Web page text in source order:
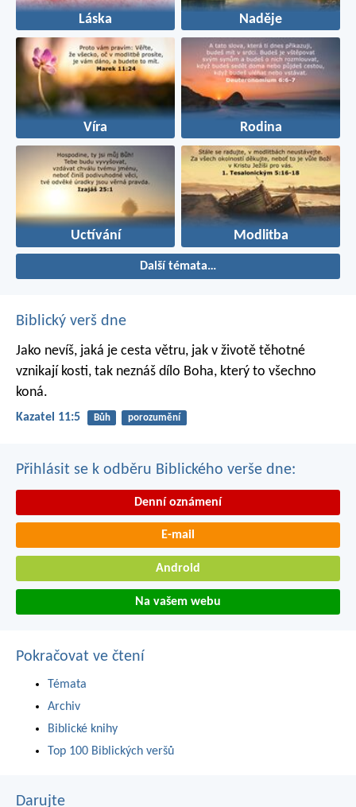
Láska Naděje
Víra Rodina
Uctívání Modlitba
Další témata…
Biblický verš dne
Jako nevíš, jaká je cesta větru, jak v životě těhotné
vznikají kosti, tak neznáš dílo Boha, který to všechno
koná.
Kazatel 11:5 Bůh porozumění
Přihlásit se k odběru Biblického verše dne:
Denní oznámení
E-mail
Android
Na vašem webu
Pokračovat ve čtení
Témata
Archiv
Biblické knihy
Top 100 Biblických veršů
Darujte